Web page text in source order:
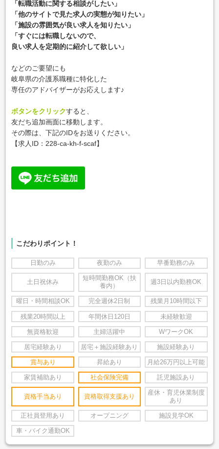
「転職活動に関する相談がしたい」
「他のサイトで見た求人の実態が知りたい」
「施設の雰囲気が良い求人を知りたい」
「すぐには転職しないので、
良い求人を定期的に紹介して欲しい」
などのご要望にも
岐阜県の介護系職種に特化した
専任のアドバイザーがお応えします♪
ボタンをクリックすると、
友だち追加画面に移動します。
その際は、下記のIDをお送りください。
【求人ID：228-ca-kh-f-scaf】
こだわりポイント！
日勤のみ 夜勤のみ 早番勤務のみ
土日祝休み
短時間勤務OK（扶
養内）
週3日以内勤務OK
曜日・時間相談OK 完全週休2日制 残業月10時間以下
残業20時間以上 年間休日120日 未経験歓迎
無資格歓迎 主婦活躍中 WワークOK
居宅経験あり 居宅＋施設経験あり 施設経験あり
賞与あり 昇給あり 月給26万円以上可能
家賃補助あり 社会保険完備 託児施設あり
資格手当あり 資格取得支援あり
産休・育児休業制度
あり
正社員登用あり オープニング 施設見学OK
車・バイク通勤OK